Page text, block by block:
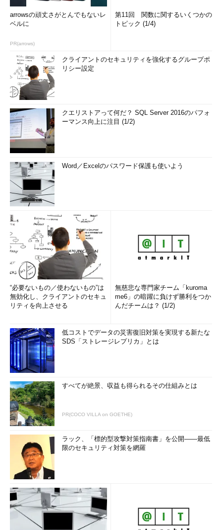
arrowsの頑丈さがとんでもないレ
ベルに
PR(arrows)
第11回 関数に関するいくつかの
トピック (1/4)
クライアントのセキュリティを強化するグループポ
リシー設定
クエリストアって何だ？ SQL Server 2016のパフォ
ーマンス向上に注目 (1/2)
Word／Excelのパスワード保護も使いよう
“必要ないもの／使わないもの”は
無効化し、クライアントのセキュ
リティを向上させる
無慈悲な専門家チーム「kuroma
me6」の暗躍に負けず勝利をつか
んだチームは？ (1/2)
低コストでデータの災害復旧対策を実現する新たな
SDS「ストレージレプリカ」とは
すべてが絶景、収益も得られるその仕組みとは
PR(COCO VILLA on GOETHE)
ラック、「標的型攻撃対策指南書」を公開――最低
限のセキュリティ対策を網羅